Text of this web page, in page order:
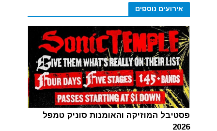
אירועים נוספים
פסטיבל המוזיקה והאומנות סוניק טמפל
2026